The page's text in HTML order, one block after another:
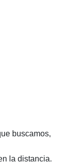
buscamos,
la distancia.